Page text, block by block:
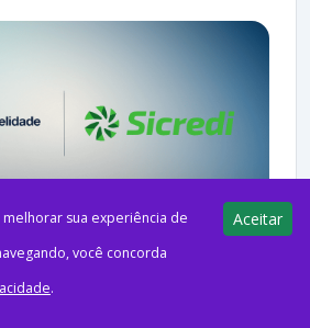
sua experiência de
você concorda
.
Aceitar